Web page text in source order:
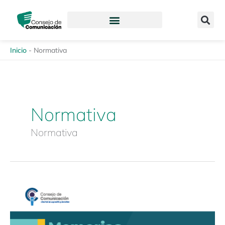
contenido
Inicio - Normativa
Normativa
Normativa
virtual:
«Violencia